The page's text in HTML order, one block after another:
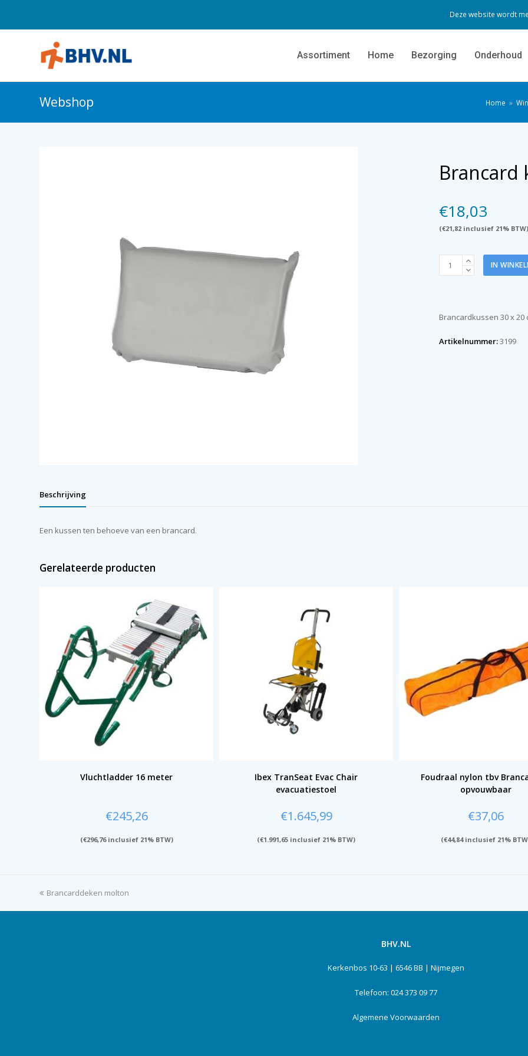
Deze website wordt
Assortiment Home Bezorging Onderhoud
Webshop Home »
Brancard
€18,03
(€21,82inclusief 21% BTW)
Brancard
kussen
IN
Brancardkussen 30 x 20
Artikelnummer:3199
Beschrijving
Een kussen ten behoeve van een brancard.
Gerelateerde producten
Vluchtladder 16 meter
€245,26
(€296,76inclusief 21% BTW)
Ibex TranSeat Evac Chair
evacuatiestoel
€1.645,99
(€1.991,65 inclusief 21% BTW)
Foudraal nylon tbv
opvouwbaar
€37,06
(€44,84inclusief 21%
previous
Brancarddeken molton
BHV.NL
Kerkenbos 10-63 | 6546 BB | Nijmegen
Telefoon: 024 373 09 77
Algemene Voorwaarden